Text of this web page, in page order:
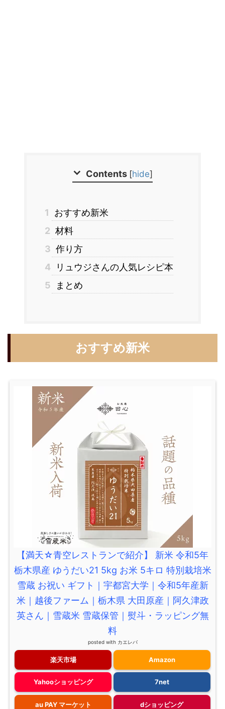
Contents [hide]
1
おすすめ新米
2 材料
3 作り方
4
リュウジさんの人気レシピ本
5
まとめ
おすすめ新米
【満天☆青空レストランで紹介】 新米 令和5年
栃木県産 ゆうだい21 5kg お米 5キロ 特別栽培米
雪蔵 お祝い ギフト｜宇都宮大学｜令和5年産新
米｜越後ファーム｜栃木県 大田原産｜阿久津政
英さん｜雪蔵米 雪蔵保管｜熨斗・ラッピング無
料
posted with カエレバ
楽天市場 Amazon
Yahooショッピング 7net
au PAY マーケット dショッピング